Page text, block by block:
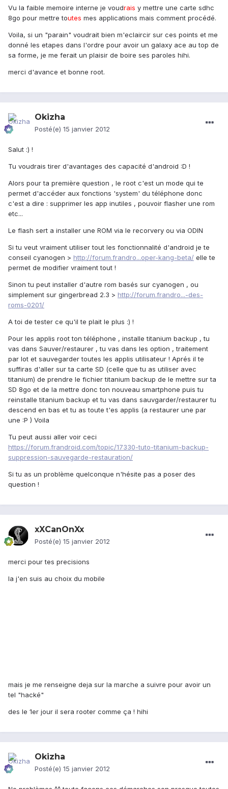
Vu la faible memoire interne je voudrais y mettre une carte sdhc
8go pour mettre toutes mes applications mais comment procédé.
Voila, si un "parain" voudrait bien m'eclaircir sur ces points et me
donné les etapes dans l'ordre pour avoir un galaxy ace au top de
sa forme, je me ferait un plaisir de boire ses paroles hihi.
merci d'avance et bonne root.
Okizha
Posté(e) 15 janvier 2012
Salut :) !
Tu voudrais tirer d'avantages des capacité d'android :D !
Alors pour ta première question , le root c'est un mode qui te
permet d'accéder aux fonctions 'system' du téléphone donc
c'est a dire : supprimer les app inutiles , pouvoir flasher une rom
etc...
Le flash sert a installer une ROM via le recorvery ou via ODIN
Si tu veut vraiment utiliser tout les fonctionnalité d'android je te
conseil cyanogen > http://forum.frandro...oper-kang-beta/ elle te
permet de modifier vraiment tout !
Sinon tu peut installer d'autre rom basés sur cyanogen , ou
simplement sur gingerbread 2.3 > http://forum.frandro...-des-
roms-0201/
A toi de tester ce qu'il te plait le plus :) !
Pour les applis root ton téléphone , installe titanium backup , tu
vas dans Sauver/restaurer , tu vas dans les option , traitement
par lot et sauvegarder toutes les applis utilisateur ! Aprés il te
suffiras d'aller sur ta carte SD (celle que tu as utiliser avec
titanium) de prendre le fichier titanium backup de le mettre sur ta
SD 8go et de la mettre donc ton nouveau smartphone puis tu
reinstalle titanium backup et tu vas dans sauvgarder/restaurer tu
descend en bas et tu as toute t'es applis (a restaurer une par
une :P ) Voila
Tu peut aussi aller voir ceci
https://forum.frandroid.com/topic/17330-tuto-titanium-backup-
suppression-sauvegarde-restauration/
Si tu as un problème quelconque n'hésite pas a poser des
question !
xXCanOnXx
Posté(e) 15 janvier 2012
merci pour tes precisions
la j'en suis au choix du mobile
mais je me renseigne deja sur la marche a suivre pour avoir un
tel "hacké"
des le 1er jour il sera rooter comme ça ! hihi
Okizha
Posté(e) 15 janvier 2012